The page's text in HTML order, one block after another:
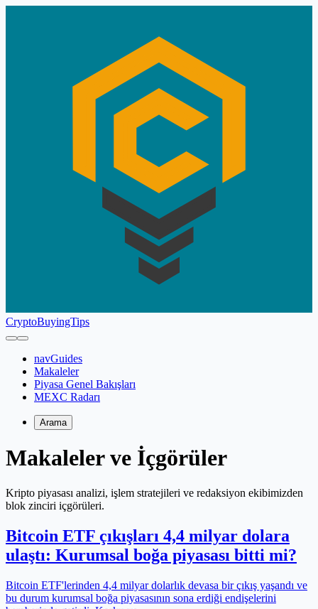
CryptoBuyingTips
navGuides
Makaleler
Piyasa Genel Bakışları
MEXC Radarı
Arama
Makaleler ve İçgörüler
Kripto piyasası analizi, işlem stratejileri ve redaksiyon ekibimizden
blok zinciri içgörüleri.
Bitcoin ETF çıkışları 4,4 milyar dolara
ulaştı: Kurumsal boğa piyasası bitti mi?
Bitcoin ETF'lerinden 4,4 milyar dolarlık devasa bir çıkış yaşandı ve
bu durum kurumsal boğa piyasasının sona erdiği endişelerini